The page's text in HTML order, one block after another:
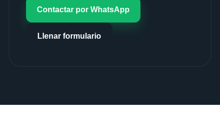
Contactar por WhatsApp
Llenar formulario